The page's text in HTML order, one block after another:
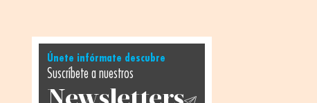
Únete infórmate descubre
Suscríbete a nuestros